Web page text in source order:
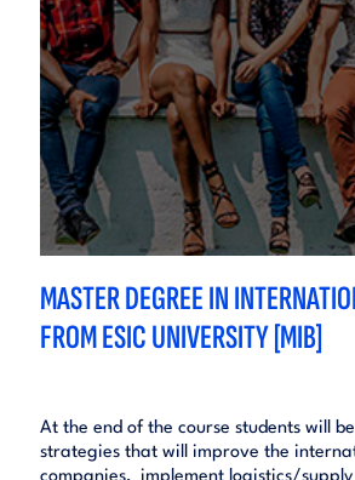
MASTER DEGREE IN
FROM ESIC UNIVERSITY [MIB]
At the end of the course students will
strategies that will improve the